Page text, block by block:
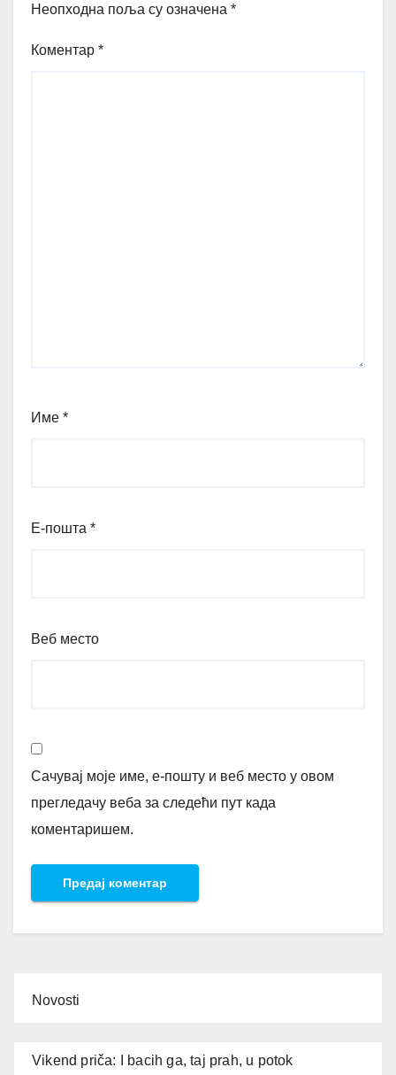
Неопходна поља су означена *
Коментар *
Име *
Е-пошта *
Веб место
Сачувај моје име, е-пошту и веб место у овом
прегледачу веба за следећи пут када
коментаришем.
Novosti
Vikend priča: I bacih ga, taj prah, u potok